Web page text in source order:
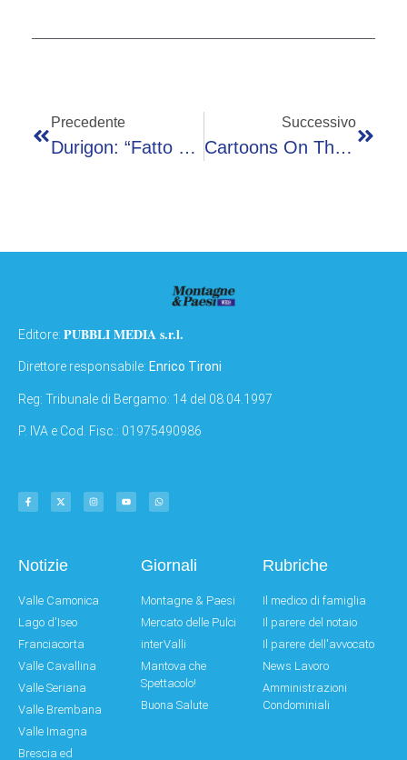
Precedente
Durigon: “Fatto Tanto Su Sicurezza Ma Non Basta, Serve Gioco Di Squadra”
Successivo
Cartoons On The Bay, Seconda Giornata: Le Videonews Dalla Nostra Inviata
Editore: PUBBLI MEDIA s.r.l.
Direttore responsabile: Enrico Tironi
Reg: Tribunale di Bergamo: 14 del 08.04.1997
P. IVA e Cod. Fisc.: 01975490986
Notizie
Valle Camonica
Lago d'Iseo
Franciacorta
Valle Cavallina
Valle Seriana
Valle Brembana
Valle Imagna
Brescia ed
Giornali
Montagne & Paesi
Mercato delle Pulci
interValli
Mantova che
Spettacolo!
Buona Salute
Rubriche
Il medico di famiglia
Il parere del notaio
Il parere dell'avvocato
News Lavoro
Amministrazioni
Condominiali